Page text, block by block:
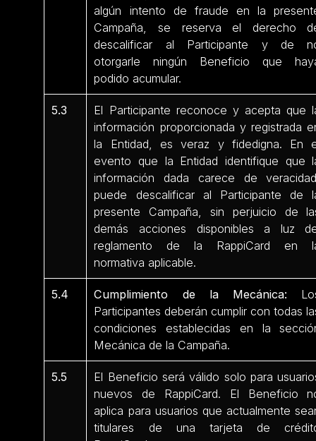
algún intento de fraude en la
Campaña, se reserva el derecho
descalificar al Participante y de
otorgarle ningún Beneficio que
podido acumular.
5.3
El Participante reconoce y acepta que
información proporcionada y registrada
la Entidad, es veraz y fidedigna. En
evento que la Entidad identifique que
información dada carece de
puede descalificar al Participante de
presente Campaña, sin perjuicio de
demás acciones disponibles a luz
reglamento de la RappiCard en
normativa aplicable.
5.4 Cumplimiento de la Mecánica:
Participantes deberán cumplir con todas
condiciones establecidas en la
Mecánica de la Campaña.
5.5
El Beneficio será válido solo para
nuevos de RappiCard. El Beneficio
aplica para usuarios que actualmente
titulares de una tarjeta de